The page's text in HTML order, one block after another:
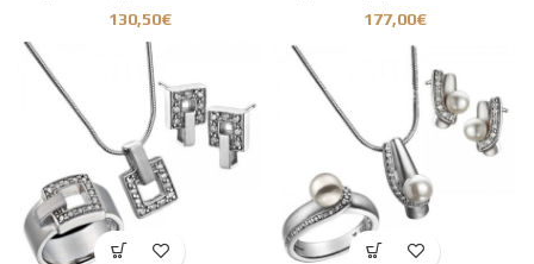
130,50€ 177,00€